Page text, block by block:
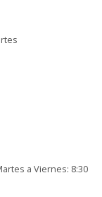
a Viernes: 8:30